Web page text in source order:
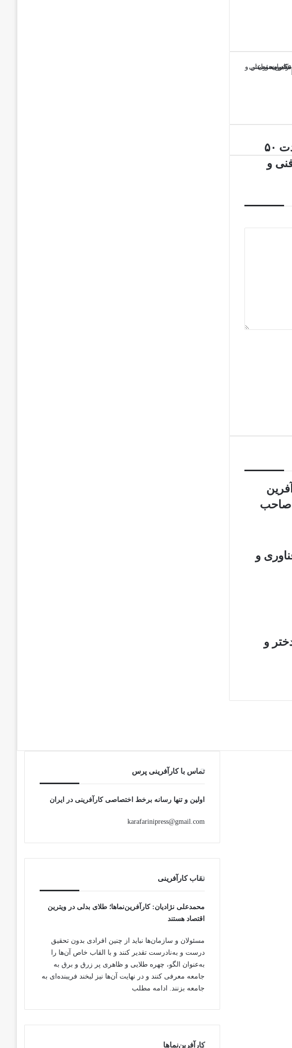
اعلام جزئیات تسهیلات بلند مدت ۵۰
و
صاحب
و
و
تماس با کارآفرینی پرس
اولین و تنها رسانه برخط اختصاصی کارآفرینی در ایران
karafarinipress@gmail.com
نقاب کارآفرینی
محمدعلی نژادیان: کارآفرین‌نماها؛ طلای بدلی در ویترین
اقتصاد هستند
مسئولان و سازمان‌ها نباید از چنین افرادی بدون تحقیق
درست و به‌نادرست تقدیر کنند و با القاب خاص آ‌ن‌ها را
به‌عنوان الگو، چهره طلایی و ظاهری پر زرق و برق به
جامعه معرفی کنند و در نهایت آن‌ها نیز لبخند فریبنده‌ای به
جامعه بزنند. ادامه مطلب
کارآفرین‌نماها